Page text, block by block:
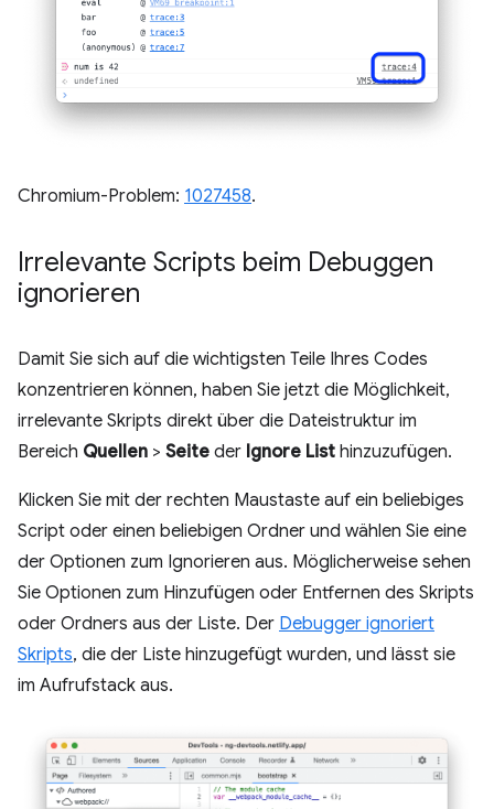
Chromium-Problem: 1027458.
Irrelevante Scripts beim Debuggen
ignorieren
Damit Sie sich auf die wichtigsten Teile Ihres Codes
konzentrieren können, haben Sie jetzt die Möglichkeit,
irrelevante Skripts direkt über die Dateistruktur im
Bereich Quellen > Seite der Ignore List hinzuzufügen.
Klicken Sie mit der rechten Maustaste auf ein beliebiges
Script oder einen beliebigen Ordner und wählen Sie eine
der Optionen zum Ignorieren aus. Möglicherweise sehen
Sie Optionen zum Hinzufügen oder Entfernen des Skripts
oder Ordners aus der Liste. Der Debugger ignoriert
Skripts, die der Liste hinzugefügt wurden, und lässt sie
im Aufrufstack aus.